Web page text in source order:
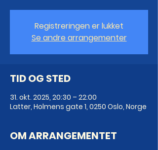
Registreringen er lukket
Se andre arrangementer
TID OG STED
31. okt. 2025, 20:30 – 22:00
Latter, Holmens gate 1, 0250 Oslo, Norge
OM ARRANGEMENTET